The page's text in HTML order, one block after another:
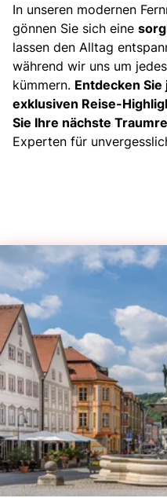
In unseren modernen
gönnen Sie sich eine
lassen den Alltag
während wir uns um
kümmern. Entdecken
exklusiven Reise-
Sie Ihre nächste
Experten für